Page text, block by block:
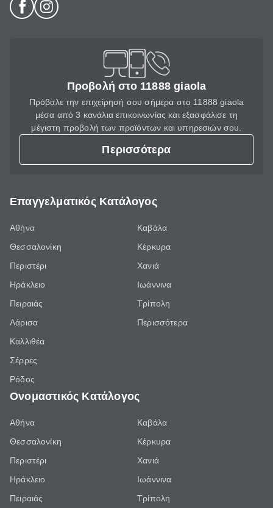
Προβολή στο 11888 giaola
Πρόβαλε την επιχείρησή σου σήμερα στο 11888 giaola
μέσα από 3 κανάλια επικοινωνίας και εξασφάλισε τη
μέγιστη προβολή των προϊόντων και υπηρεσιών σου.
Περισσότερα
Επαγγελματικός Κατάλογος
Αθήνα
Θεσσαλονίκη
Περιστέρι
Ηράκλειο
Πειραιάς
Λάρισα
Καλλιθέα
Σέρρες
Ρόδος
Καβάλα
Κέρκυρα
Χανιά
Ιωάννινα
Τρίπολη
Περισσότερα
Ονομαστικός Κατάλογος
Αθήνα
Θεσσαλονίκη
Περιστέρι
Ηράκλειο
Πειραιάς
Καβάλα
Κέρκυρα
Χανιά
Ιωάννινα
Τρίπολη